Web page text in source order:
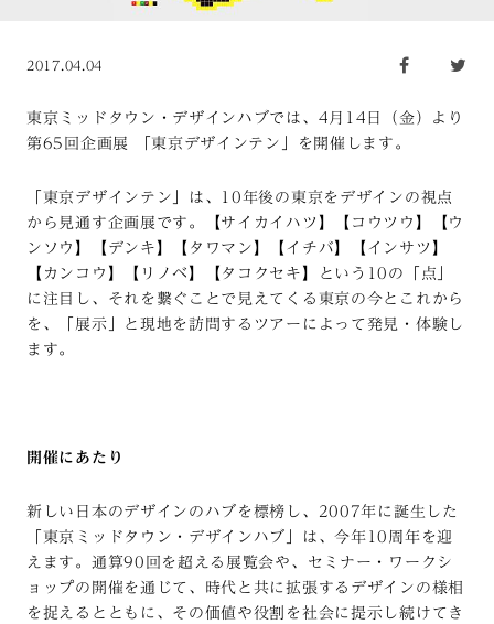
2017.04.04
東京ミッドタウン・デザインハブでは、4月14日（金）より
第65回企画展 「東京デザインテン」を開催します。
「東京デザインテン」は、10年後の東京をデザインの視点
から見通す企画展です。【サイカイハツ】【コウツウ】【ウ
ンソウ】【デンキ】【タワマン】【イチバ】【インサツ】
【カンコウ】【リノベ】【タコクセキ】という10の「点」
に注目し、それを繋ぐことで見えてくる東京の今とこれから
を、「展示」と現地を訪問するツアーによって発見・体験し
ます。
開催にあたり
新しい日本のデザインのハブを標榜し、2007年に誕生した
「東京ミッドタウン・デザインハブ」は、今年10周年を迎
えます。通算90回を超える展覧会や、セミナー・ワークシ
ョップの開催を通じて、時代と共に拡張するデザインの様相
を捉えるとともに、その価値や役割を社会に提示し続けてき